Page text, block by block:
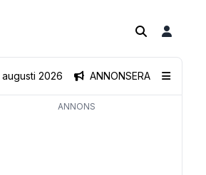
ANNONSERA
augusti 2026
ANNONS